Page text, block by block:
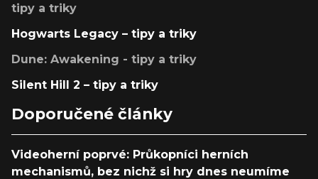
tipy a triky
Hogwarts Legacy – tipy a triky
Dune: Awakening - tipy a triky
Silent Hill 2 – tipy a triky
Doporučené články
Videoherní poprvé: Průkopníci herních
mechanismů, bez nichž si hry dnes neumíme